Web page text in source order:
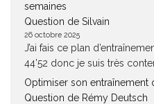
semaines
Question de Silvain
26 octobre 2025
J’ai fais ce plan
44’52 donc je suis très
Optimiser son
Question de Rémy Deutsch